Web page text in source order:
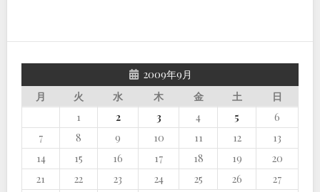
2009年9月
月
火 水 木 金 土
日
1
2 3 4 5
6
7
8 9 10 11 12
13
14
15 16 17 18 19
20
21
22 23 24 25 26
27